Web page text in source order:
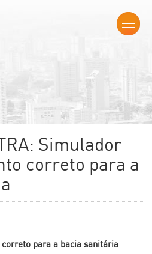
Simulador
correto para a
para a bacia sanitária